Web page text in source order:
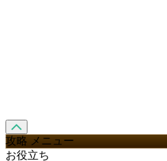
攻略 メニュー
お役立ち